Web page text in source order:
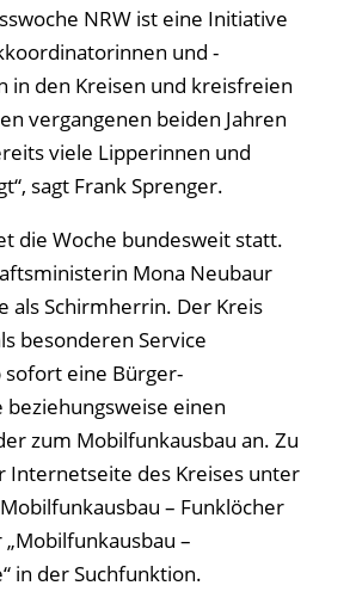
NRW ist eine Initiative
und -
in den Kreisen und kreisfreien
vergangenen beiden Jahren
viele Lipperinnen und
sagt Frank Sprenger.
die Woche bundesweit statt.
Mona Neubaur
als Schirmherrin. Der Kreis
besonderen Service
eine Bürger-
beziehungsweise einen
zum Mobilfunkausbau an. Zu
Internetseite des Kreises unter
– Funklöcher
–
in der Suchfunktion.